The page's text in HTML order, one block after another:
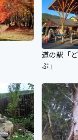
場可
案内
道の駅「
ぶ」